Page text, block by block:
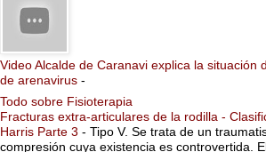
Video Alcalde de Caranavi explica la situación
de arenavirus -
Todo sobre Fisioterapia
Fracturas extra-articulares de la rodilla -
Harris Parte 3 - Tipo V. Se trata de un
compresión cuya existencia es controvertida.